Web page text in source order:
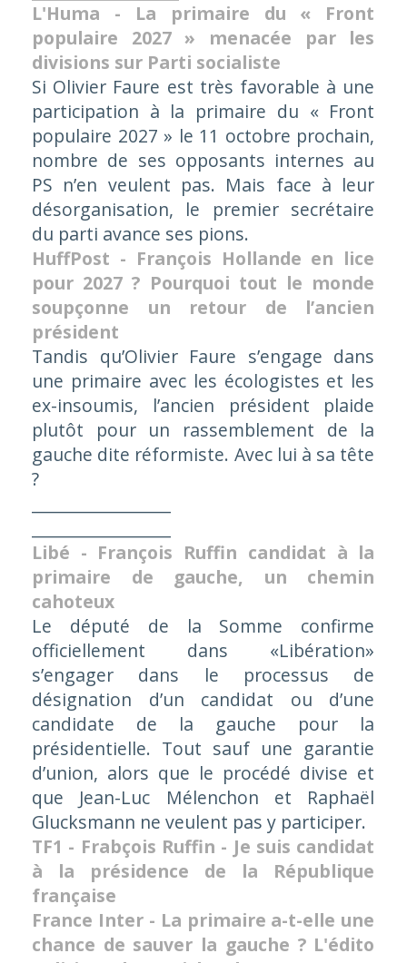
L'Huma - La primaire du « Front
populaire 2027 » menacée par les
divisions sur Parti socialiste
Si Olivier Faure est très favorable à une
participation à la primaire du « Front
populaire 2027 » le 11 octobre prochain,
nombre de ses opposants internes au
PS n’en veulent pas. Mais face à leur
désorganisation, le premier secrétaire
du parti avance ses pions.
HuffPost - François Hollande en lice
pour 2027 ? Pourquoi tout le monde
soupçonne un retour de l’ancien
président
Tandis qu’Olivier Faure s’engage dans
une primaire avec les écologistes et les
ex-insoumis, l’ancien président plaide
plutôt pour un rassemblement de la
gauche dite réformiste. Avec lui à sa tête
?
Libé - François Ruffin candidat à la
primaire de gauche, un chemin
cahoteux
Le député de la Somme confirme
officiellement dans «Libération»
s’engager dans le processus de
désignation d’un candidat ou d’une
candidate de la gauche pour la
présidentielle. Tout sauf une garantie
d’union, alors que le procédé divise et
que Jean-Luc Mélenchon et Raphaël
Glucksmann ne veulent pas y participer.
TF1 - Frabçois Ruffin - Je suis candidat
à la présidence de la République
française
France Inter - La primaire a-t-elle une
chance de sauver la gauche ? L'édito